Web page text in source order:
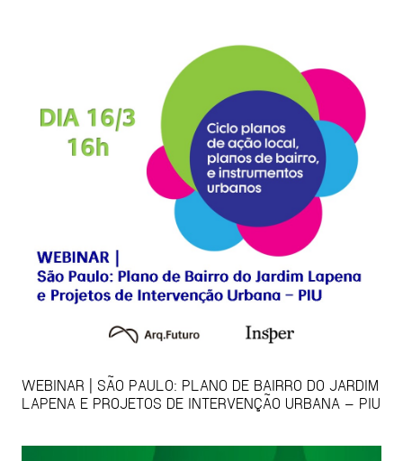
WEBINAR | SÃO PAULO: PLANO DE BAIRRO DO JARDIM
LAPENA E PROJETOS DE INTERVENÇÃO URBANA – PIU